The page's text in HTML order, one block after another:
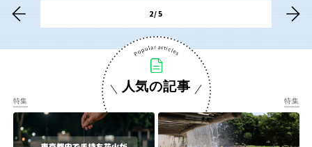
2/5
人気の記事
特集 特集